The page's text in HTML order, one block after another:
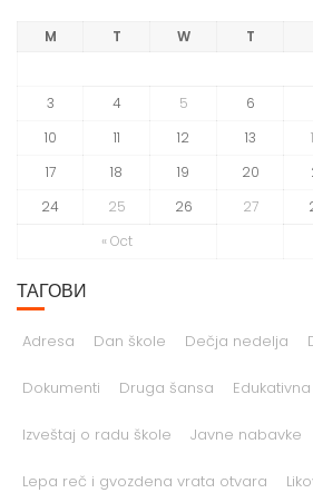
M T W T
« Oct
3
4 5 6
10
11 12 13
17
18 19 20
24
25 26 27
ТАГОВИ
Adresa Dan škole Dečja nedelja
Dokumenti Druga šansa
Izveštaj o radu škole Javne nabavke
Lepa reč i gvozdena vrata otvara